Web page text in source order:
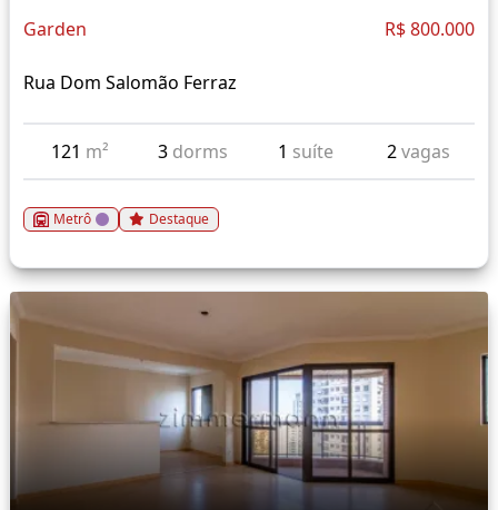
Garden R$ 800.000
Rua Dom Salomão Ferraz
121 m² 3 dorms 1 suíte 2vagas
Metrô Destaque